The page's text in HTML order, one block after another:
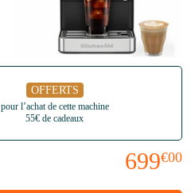
OFFERTS
pour l’achat de cette machine
55€ de cadeaux
699€00